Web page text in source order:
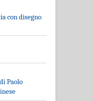
con disegno
Paolo